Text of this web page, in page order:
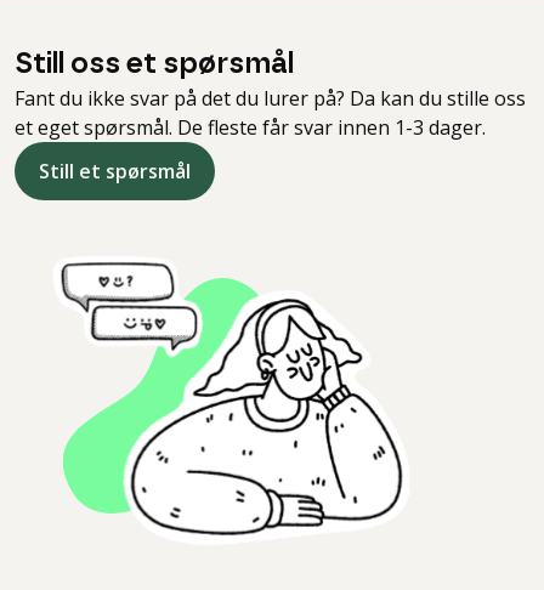
Still oss et spørsmål
Fant du ikke svar på det du lurer på? Da kan du stille oss
et eget spørsmål. De fleste får svar innen 1-3 dager.
Still et spørsmål